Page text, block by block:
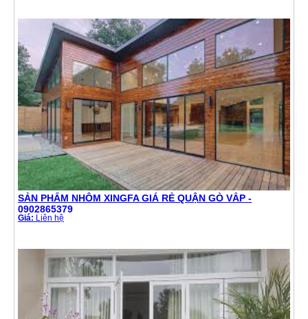
SẢN PHẨM NHÔM XINGFA GIÁ RẺ QUẬN GÒ VẤP -
0902865379
Giá: Liên hệ